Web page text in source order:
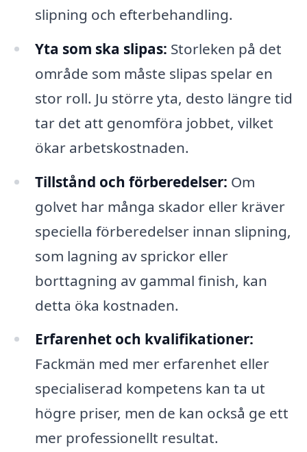
slipning och efterbehandling.
Yta som ska slipas: Storleken på det
område som måste slipas spelar en
stor roll. Ju större yta, desto längre tid
tar det att genomföra jobbet, vilket
ökar arbetskostnaden.
Tillstånd och förberedelser: Om
golvet har många skador eller kräver
speciella förberedelser innan slipning,
som lagning av sprickor eller
borttagning av gammal finish, kan
detta öka kostnaden.
Erfarenhet och kvalifikationer:
Fackmän med mer erfarenhet eller
specialiserad kompetens kan ta ut
högre priser, men de kan också ge ett
mer professionellt resultat.